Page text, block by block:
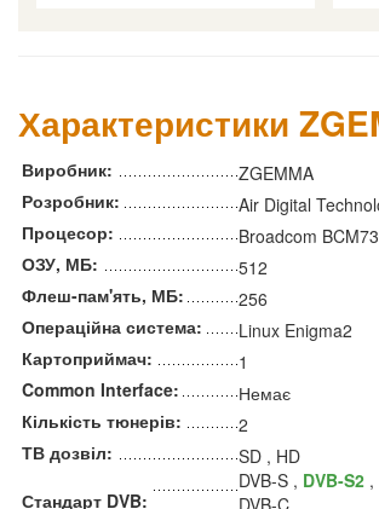
Характеристики
Виробник:
ZGEMMA
Розробник:
Air Digital
Процесор:
Broadcom
ОЗУ, МБ:
512
Флеш-пам'ять, МБ:
256
Операційна система:
Linux Enigma2
Картоприймач:
1
Common Interface:
Немає
Кількість тюнерів:
2
ТВ дозвіл:
SD , HD
Стандарт DVB:
DVB-S , DVB-S2 ,